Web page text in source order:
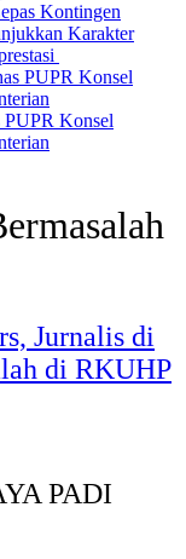
Kontingen
Karakter
PUPR Konsel
Jurnalis di
di RKUHP
PADI